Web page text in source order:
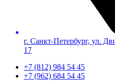
г. Санкт-Петербург, ул.
17
+7 (812) 984 54 45
+7 (962) 684 54 45